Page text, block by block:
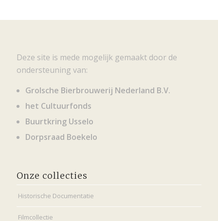
Deze site is mede mogelijk gemaakt door de
ondersteuning van:
Grolsche Bierbrouwerij Nederland B.V.
het Cultuurfonds
Buurtkring Usselo
Dorpsraad Boekelo
Onze collecties
Historische Documentatie
Filmcollectie